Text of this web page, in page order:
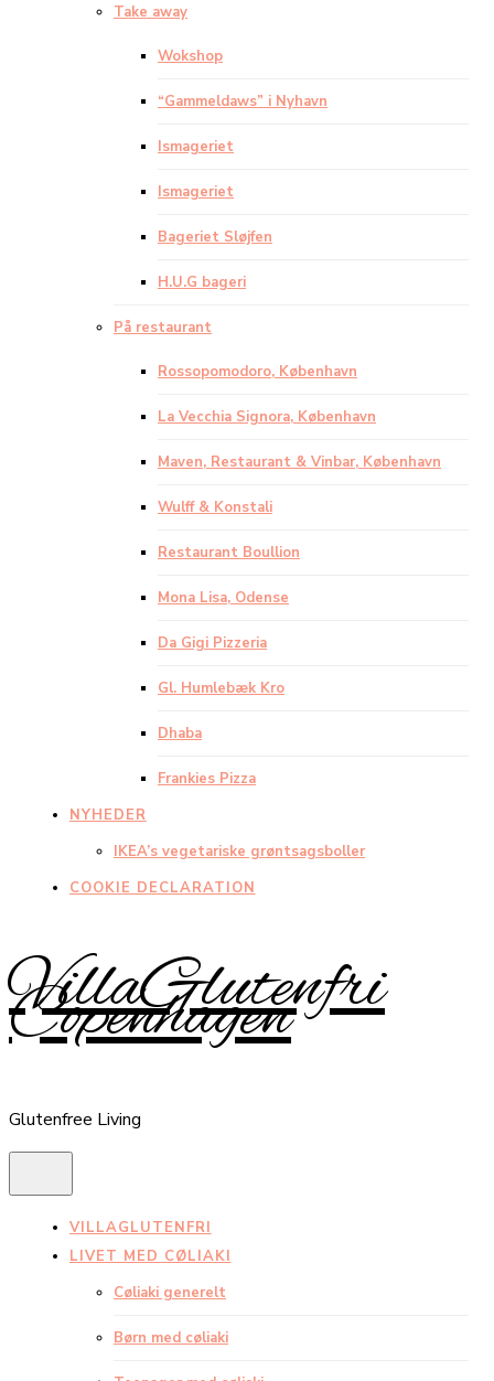
Take away
Wokshop
“Gammeldaws” i Nyhavn
Ismageriet
Ismageriet
Bageriet Sløjfen
H.U.G bageri
På restaurant
Rossopomodoro, København
La Vecchia Signora, København
Maven, Restaurant & Vinbar, København
Wulff & Konstali
Restaurant Boullion
Mona Lisa, Odense
Da Gigi Pizzeria
Gl. Humlebæk Kro
Dhaba
Frankies Pizza
NYHEDER
IKEA’s vegetariske grøntsagsboller
COOKIE DECLARATION
VillaGlutenfri
Copenhagen
Glutenfree Living
VILLAGLUTENFRI
LIVET MED CØLIAKI
Cøliaki generelt
Børn med cøliaki